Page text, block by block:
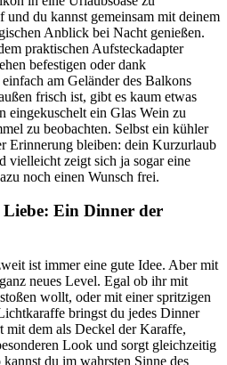
und du kannst gemeinsam mit deinem
Anblick bei Nacht genießen.
praktischen Aufsteckadapter
befestigen oder dank
am Geländer des Balkons
frisch ist, gibt es kaum etwas
eingekuschelt ein Glas Wein zu
zu beobachten. Selbst ein kühler
Erinnerung bleiben: dein Kurzurlaub
vielleicht zeigt sich ja sogar eine
noch einen Wunsch frei.
Ein Dinner der
ist immer eine gute Idee. Aber mit
neues Level. Egal ob ihr mit
wollt, oder mit einer spritzigen
bringst du jedes Dinner
mit dem als Deckel der Karaffe,
Look und sorgt gleichzeitig
du im wahrsten Sinne des